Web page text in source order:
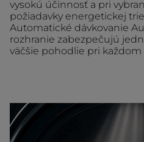
vysokú účinnosť a pri
požiadavky energetickej
Automatické dávkovanie
rozhranie zabezpečujú
väčšie pohodlie pri každom